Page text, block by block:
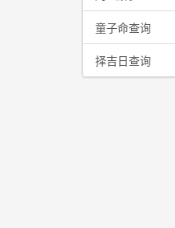
童子命查询
择吉日查询